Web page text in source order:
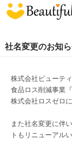
社名変更のお知
株式会社ビューテ
食品ロス削減事業
株式会社ロスゼロ
また社名変更に伴
トもリニューアル